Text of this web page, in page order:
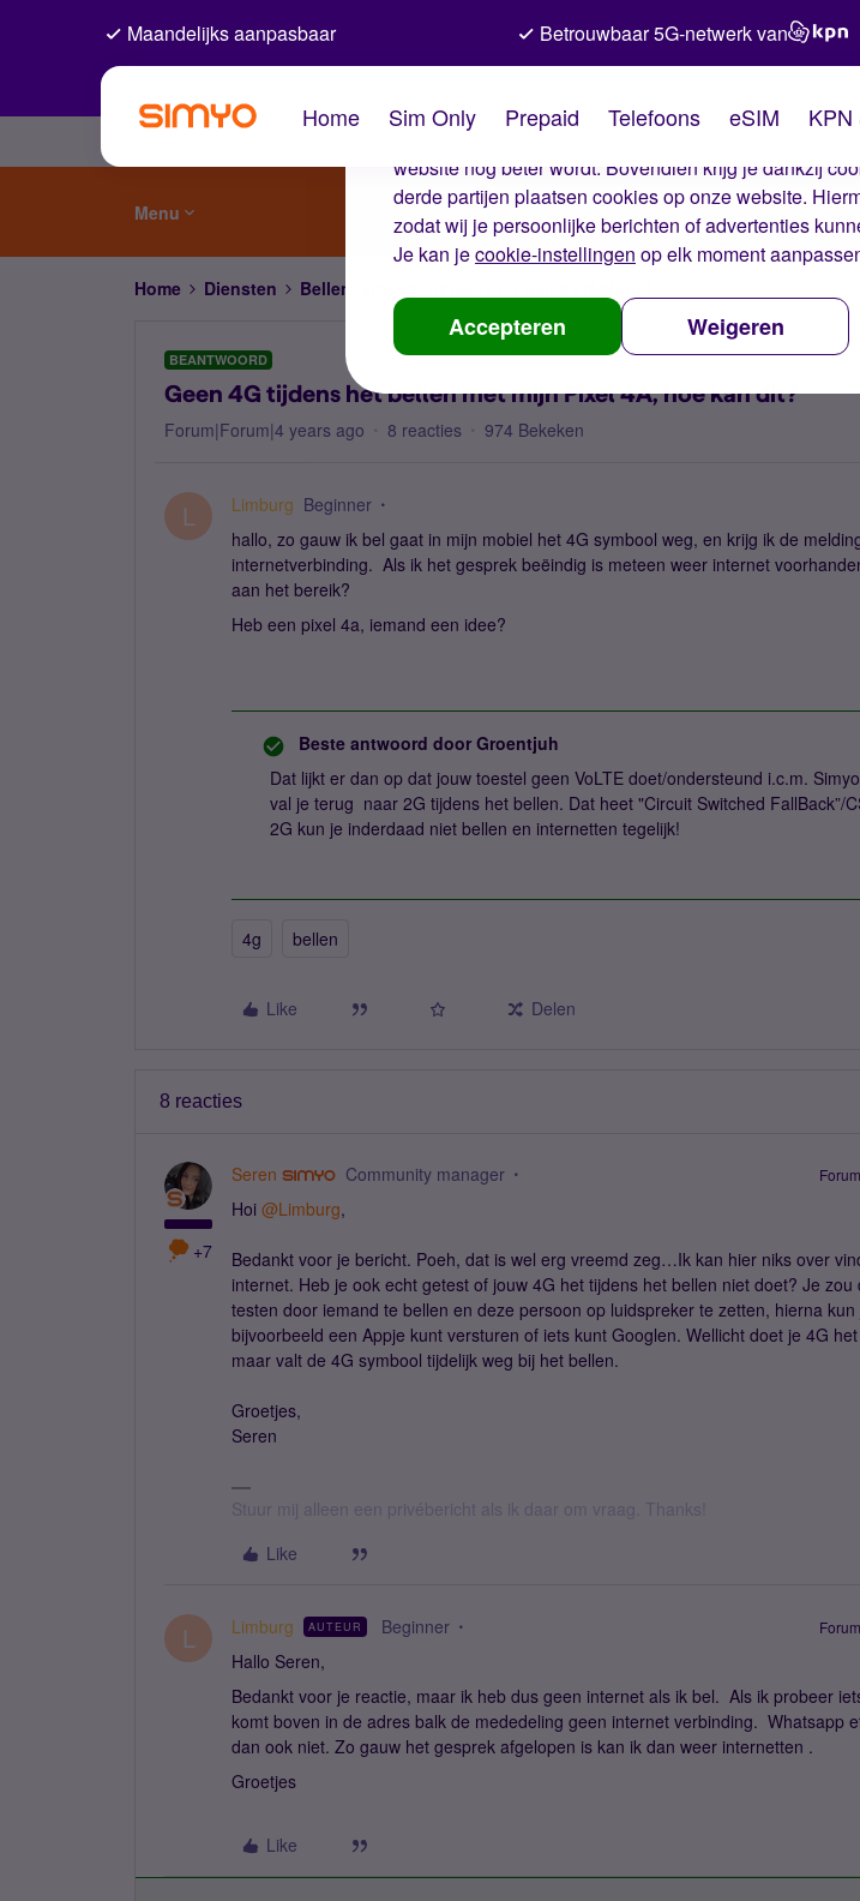
De cookies van Simyo
Wij gebruiken cookies op onze website. Met deze
website nog beter wordt. Bovendien krijg je dankzij
derde partijen plaatsen cookies op onze website.
zodat wij je persoonlijke berichten of advertenties
Je kan jecookie-instellingen op elk moment
Accepteren Weigeren
Maandelijks aanpasbaar Betrouwbaar 5G-netwerk van
Home Sim Only Prepaid Telefoons eSIM KPN
Menu
Home Diensten Bellen, sms'en, netwerk en nummerbehoud
BEANTWOORD
Geen 4G tijdens het bellen met mijn Pixel 4A, hoe kan dit?
Forum|Forum|4 years ago 8 reacties 974 Bekeken
L Limburg Beginner
hallo, zo gauw ik bel gaat in mijn mobiel het 4G symbool weg, en krijg ik de
internetverbinding. Als ik het gesprek beëindig is meteen weer internet
aan het bereik?
Heb een pixel 4a, iemand een idee?
Beste antwoord door Groentjuh
Dat lijkt er dan op dat jouw toestel geen VoLTE doet/ondersteund i.c.m.
val je terug naar 2G tijdens het bellen. Dat heet "Circuit Switched FallBack”/
2G kun je inderdaad niet bellen en internetten tegelijk!
4g bellen
Like Delen
8 reacties
+7
Seren Community manager
Hoi @Limburg,
Bedankt voor je bericht. Poeh, dat is wel erg vreemd zeg…Ik kan hier niks over
internet. Heb je ook echt getest of jouw 4G het tijdens het bellen niet doet? Je zou
testen door iemand te bellen en deze persoon op luidspreker te zetten, hierna kun
bijvoorbeeld een Appje kunt versturen of iets kunt Googlen. Wellicht doet je 4G
maar valt de 4G symbool tijdelijk weg bij het bellen.
Groetjes,
Seren
Stuur mij alleen een privébericht als ik daar om vraag. Thanks!
Like
L Limburg AUTEUR Beginner
Hallo Seren,
Bedankt voor je reactie, maar ik heb dus geen internet als ik bel. Als ik probeer
komt boven in de adres balk de mededeling geen internet verbinding. Whatsapp
dan ook niet. Zo gauw het gesprek afgelopen is kan ik dan weer internetten .
Groetjes
Like